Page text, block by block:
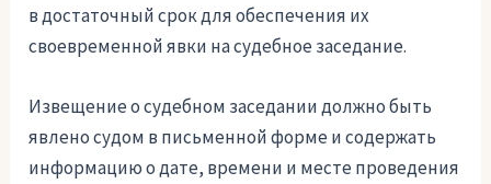
в достаточный срок для обеспечения их
своевременной явки на судебное заседание.
Извещение о судебном заседании должно быть
явлено судом в письменной форме и содержать
информацию о дате, времени и месте проведения